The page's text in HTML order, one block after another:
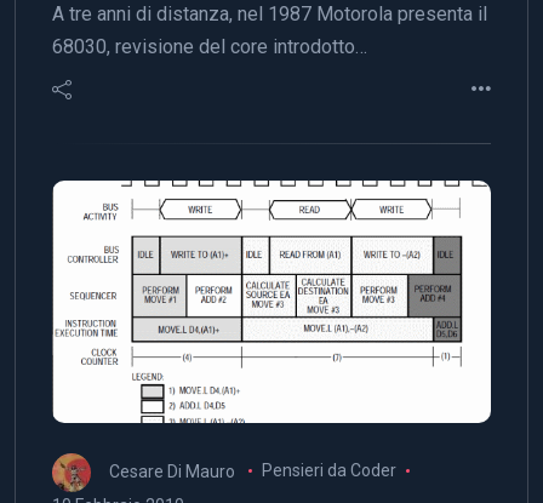
A tre anni di distanza, nel 1987 Motorola presenta il
68030, revisione del core introdotto…
Cesare Di Mauro
Pensieri da Coder